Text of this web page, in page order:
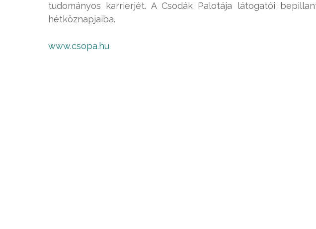
tudományos karrierjét. A Csodák Palotája látogatói
hétköznapjaiba.
www.csopa.hu